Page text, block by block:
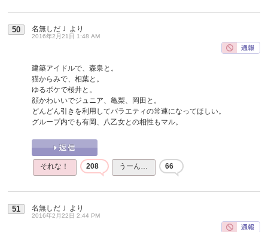
50 名無しだＪ より
2016年2月21日 1:48 AM
建築アイドルで、森泉と。
猫からみで、相葉と。
ゆるボケで桜井と。
顔かわいいでジュニア、亀梨、岡田と。
どんどん引きを利用してバラエティの常連になってほしい。
グループ内でも有岡、八乙女との相性もマル。
それな！ 208 うーん… 66
51 名無しだＪ より
2016年2月22日 2:44 PM